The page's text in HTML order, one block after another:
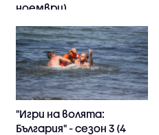
ноември)
"Игри на волята:
България" - сезон 3 (4